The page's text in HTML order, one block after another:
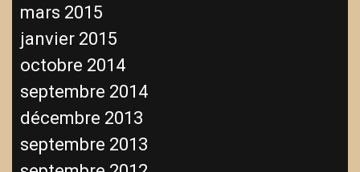
mars 2015
janvier 2015
octobre 2014
septembre 2014
décembre 2013
septembre 2013